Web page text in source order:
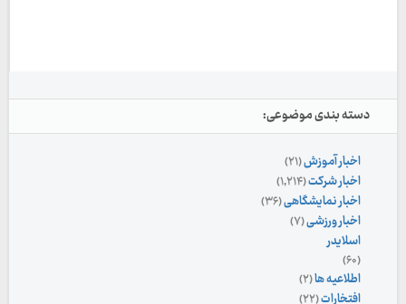
دسته بندی موضوعی:
اخبار آموزش(۲۱)
اخبار شرکت(۱,۲۱۴)
اخبار نمایشگاهی(۳۶)
اخبار ورزشی(۷)
اسلایدر
(۶۰)
اطلاعیه ها(۲)
افتخارات(۲۲)